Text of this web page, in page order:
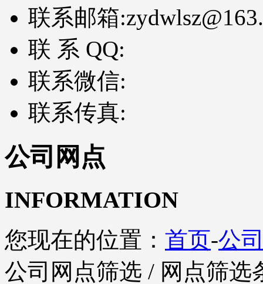
联系邮箱:
联 系 QQ:
联系微信:
联系传真:
公司网点
INFORMATION
您现在的位置： 首页-公
公司网点筛选 / 网点筛选